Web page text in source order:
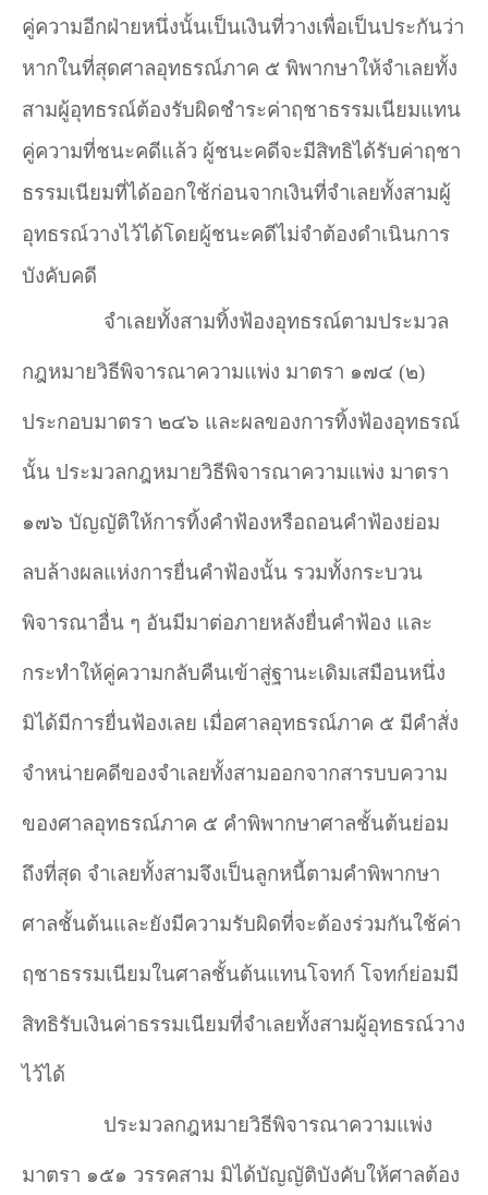
คู่ความอีกฝ่ายหนึ่งนั้นเป็นเงินที่วางเพื่อเป็นประกันว่า
หากในที่สุดศาลอุทธรณ์ภาค ๕ พิพากษาให้จำเลยทั้ง
สามผู้อุทธรณ์ต้องรับผิดชำระค่าฤชาธรรมเนียมแทน
คู่ความที่ชนะคดีแล้ว ผู้ชนะคดีจะมีสิทธิได้รับค่าฤชา
ธรรมเนียมที่ได้ออกใช้ก่อนจากเงินที่จำเลยทั้งสามผู้
อุทธรณ์วางไว้ได้โดยผู้ชนะคดีไม่จำต้องดำเนินการ
บังคับคดี
จำเลยทั้งสามทิ้งฟ้องอุทธรณ์ตามประมวล
กฎหมายวิธีพิจารณาความแพ่ง มาตรา ๑๗๔ (๒)
ประกอบมาตรา ๒๔๖ และผลของการทิ้งฟ้องอุทธรณ์
นั้น ประมวลกฎหมายวิธีพิจารณาความแพ่ง มาตรา
๑๗๖ บัญญัติให้การทิ้งคำฟ้องหรือถอนคำฟ้องย่อม
ลบล้างผลแห่งการยื่นคำฟ้องนั้น รวมทั้งกระบวน
พิจารณาอื่น ๆ อันมีมาต่อภายหลังยื่นคำฟ้อง และ
กระทำให้คู่ความกลับคืนเข้าสู่ฐานะเดิมเสมือนหนึ่ง
มิได้มีการยื่นฟ้องเลย เมื่อศาลอุทธรณ์ภาค ๕ มีคำสั่ง
จำหน่ายคดีของจำเลยทั้งสามออกจากสารบบความ
ของศาลอุทธรณ์ภาค ๕ คำพิพากษาศาลชั้นต้นย่อม
ถึงที่สุด จำเลยทั้งสามจึงเป็นลูกหนี้ตามคำพิพากษา
ศาลชั้นต้นและยังมีความรับผิดที่จะต้องร่วมกันใช้ค่า
ฤชาธรรมเนียมในศาลชั้นต้นแทนโจทก์ โจทก์ย่อมมี
สิทธิรับเงินค่าธรรมเนียมที่จำเลยทั้งสามผู้อุทธรณ์วาง
ไว้ได้
ประมวลกฎหมายวิธีพิจารณาความแพ่ง
มาตรา ๑๕๑ วรรคสาม มิได้บัญญัติบังคับให้ศาลต้อง